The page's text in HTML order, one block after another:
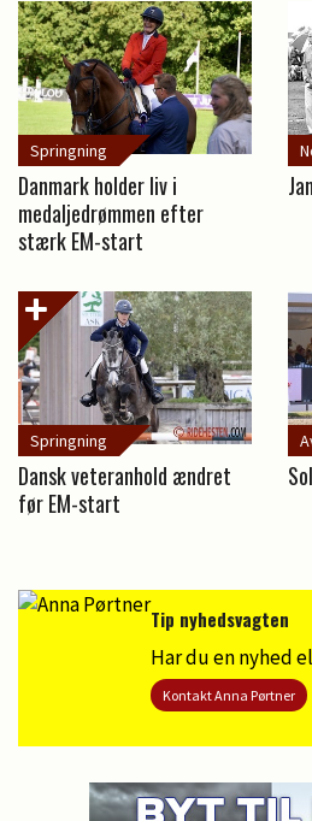
Springning
Danmark holder liv i
medaljedrømmen efter
stærk EM-start
Springning
Dansk veteranhold ændret
før EM-start
Tip nyhedsvagten
Har du en nyhed
KontaktAnna Pørtner